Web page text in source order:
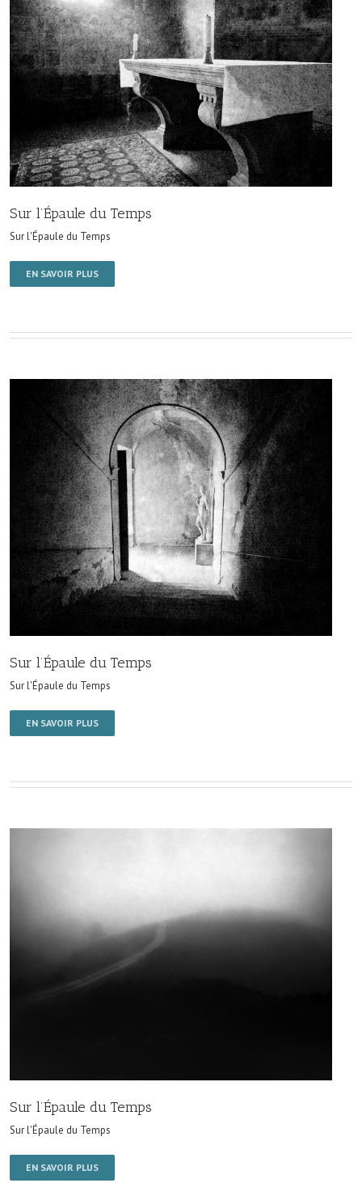
Sur l’Épaule du Temps
Sur l'Épaule du Temps
EN SAVOIR PLUS
Sur l’Épaule du Temps
Sur l'Épaule du Temps
EN SAVOIR PLUS
Sur l’Épaule du Temps
Sur l'Épaule du Temps
EN SAVOIR PLUS